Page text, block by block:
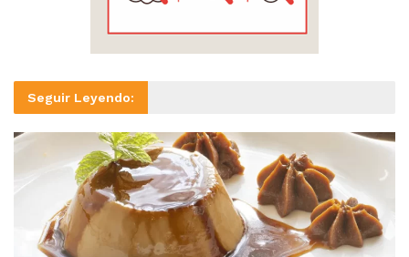
Seguir Leyendo: